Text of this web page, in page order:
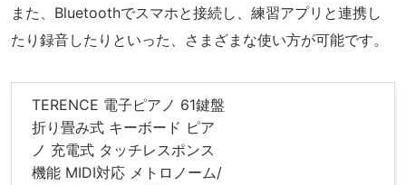
また、Bluetoothでスマホと接続し、練習アプリと連携し
たり録音したりといった、さまざまな使い方が可能です。
TERENCE 電子ピアノ 61鍵盤
折り畳み式 キーボード ピア
ノ 充電式 タッチレスポンス
機能 MIDI対応 メトロノーム/